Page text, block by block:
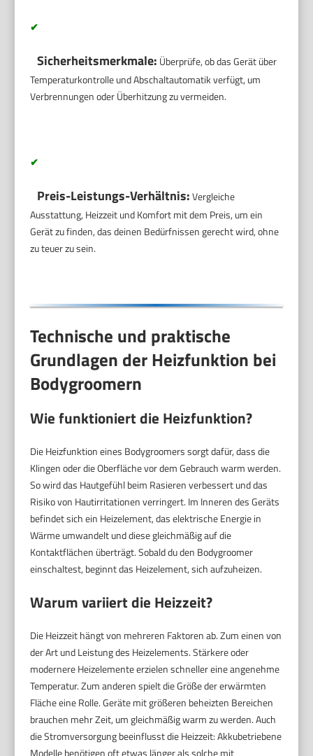
✔
Sicherheitsmerkmale: Überprüfe, ob das Gerät über
Temperaturkontrolle und Abschaltautomatik verfügt, um
Verbrennungen oder Überhitzung zu vermeiden.
✔
Preis-Leistungs-Verhältnis:Vergleiche
Ausstattung, Heizzeit und Komfort mit dem Preis, um ein
Gerät zu finden, das deinen Bedürfnissen gerecht wird, ohne
zu teuer zu sein.
Technische und praktische
Grundlagen der Heizfunktion bei
Bodygroomern
Wie funktioniert die Heizfunktion?
Die Heizfunktion eines Bodygroomers sorgt dafür, dass die
Klingen oder die Oberfläche vor dem Gebrauch warm werden.
So wird das Hautgefühl beim Rasieren verbessert und das
Risiko von Hautirritationen verringert. Im Inneren des Geräts
befindet sich ein Heizelement, das elektrische Energie in
Wärme umwandelt und diese gleichmäßig auf die
Kontaktflächen überträgt. Sobald du den Bodygroomer
einschaltest, beginnt das Heizelement, sich aufzuheizen.
Warum variiert die Heizzeit?
Die Heizzeit hängt von mehreren Faktoren ab. Zum einen von
der Art und Leistung des Heizelements. Stärkere oder
modernere Heizelemente erzielen schneller eine angenehme
Temperatur. Zum anderen spielt die Größe der erwärmten
Fläche eine Rolle. Geräte mit größeren beheizten Bereichen
brauchen mehr Zeit, um gleichmäßig warm zu werden. Auch
die Stromversorgung beeinflusst die Heizzeit: Akkubetriebene
Modelle benötigen oft etwas länger als solche mit